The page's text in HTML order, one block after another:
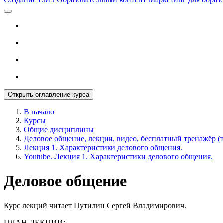
Открыть оглавление курса
В начало
Курсы
Общие дисциплины
Деловое общение, лекции, видео, бесплатный тренажёр
Лекция 1. Характеристики делового общения.
Youtube. Лекция 1. Характеристики делового общения.
Деловое общение
Курс лекций читает Путилин Сергей Владимирович.